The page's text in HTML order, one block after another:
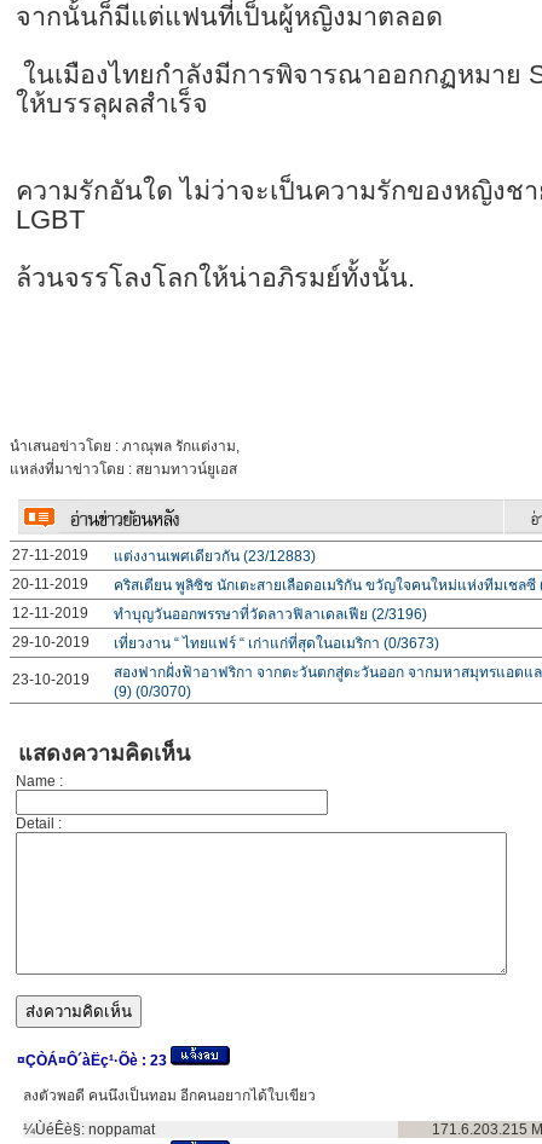
จากนั้นก็มีแต่แฟนที่เป็นผู้หญิงมาตลอด
ในเมืองไทยกำลังมีการพิจารณาออกกฏหมาย
ให้บรรลุผลสำเร็จ
ความรักอันใด ไม่ว่าจะเป็นความรักของหญิงช
LGBT
ล้วนจรรโลงโลกให้น่าอภิรมย์ทั้งนั้น.
นำเสนอข่าวโดย : ภาณุพล รักแต่งาม,
แหล่งที่มาข่าวโดย : สยามทาวน์ยูเอส
27-11-2019
แต่งงานเพศเดียวกัน (23/12883)
20-11-2019
คริสเตียน พูลิซิช นักเตะสายเลือดอเมริกัน ขวัญใจคนใหม่แห่งทีมเชลซี
12-11-2019
ทำบุญวันออกพรรษาที่วัดลาวฟิลาเดลเฟีย (2/3196)
29-10-2019
เที่ยวงาน “ ไทยแฟร์ “ เก่าแก่ที่สุดในอเมริกา (0/3673)
23-10-2019
สองฟากฝั่งฟ้าอาฟริกา จากตะวันตกสู่ตะวันออก จากมหาสมุทรแอตแ
(9) (0/3070)
แสดงความคิดเห็น
Name :
Detail :
¤ÇÒÁ¤Ô´àËç¹·Õè : 23
ลงตัวพอดี คนนึงเป็นทอม อีกคนอยากได้ใบเขียว
¼ÙéÊè§: noppamat 171.6.203.215